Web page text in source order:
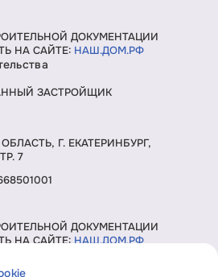
ДОКУМЕНТАЦИИ
НА САЙТЕ: НАШ.ДОМ.РФ
ЗАСТРОЙЩИК
Г. ЕКАТЕРИНБУРГ,
7
ДОКУМЕНТАЦИИ
НА САЙТЕ: НАШ.ДОМ.РФ